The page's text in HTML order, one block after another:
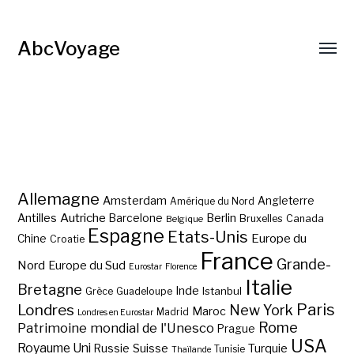
AbcVoyage
Allemagne Amsterdam Amérique du Nord Angleterre
Antilles Autriche Barcelone Belgique Berlin Bruxelles Canada
Chine Croatie Espagne Etats-Unis Europe du
Nord Europe du Sud Eurostar Florence France Grande-
Bretagne Grèce Guadeloupe Inde Istanbul Italie
Londres Londres en Eurostar Madrid Maroc New York Paris
Patrimoine mondial de l'Unesco Prague Rome
Royaume Uni Russie Suisse Thaïlande Tunisie Turquie USA